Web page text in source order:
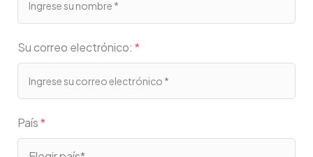
Su correo electrónico: *
País*